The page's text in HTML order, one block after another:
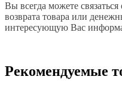
Вы всегда можете
возврата товара или
интересующую Вас
Рекомендуемые